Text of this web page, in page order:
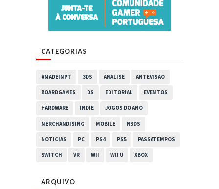
CATEGORIAS
#MADEINPT 3DS ANALISE ANTEVISAO
BOARDGAMES DS EDITORIAL EVENTOS
HARDWARE INDIE JOGOS DO ANO
MERCHANDISING MOBILE N3DS
NOTICIAS PC PS4 PS5 PASSATEMPOS
SWITCH VR WII WII U XBOX
ARQUIVO